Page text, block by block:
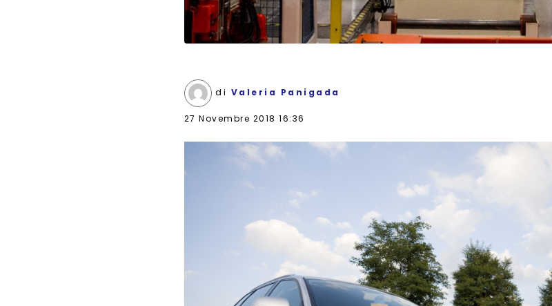
di Valeria Panigada
27 Novembre 2018 16:36